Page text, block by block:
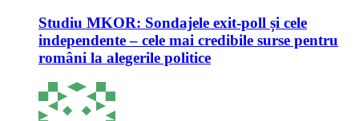
Studiu MKOR: Sondajele exit-poll și cele
independente – cele mai credibile surse pentru
români la alegerile politice